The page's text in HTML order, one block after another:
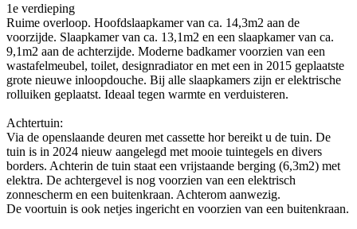
1e verdieping
Ruime overloop. Hoofdslaapkamer van ca. 14,3m2 aan de
voorzijde. Slaapkamer van ca. 13,1m2 en een slaapkamer van ca.
9,1m2 aan de achterzijde. Moderne badkamer voorzien van een
wastafelmeubel, toilet, designradiator en met een in 2015 geplaatste
grote nieuwe inloopdouche. Bij alle slaapkamers zijn er elektrische
rolluiken geplaatst. Ideaal tegen warmte en verduisteren.
Achtertuin:
Via de openslaande deuren met cassette hor bereikt u de tuin. De
tuin is in 2024 nieuw aangelegd met mooie tuintegels en divers
borders. Achterin de tuin staat een vrijstaande berging (6,3m2) met
elektra. De achtergevel is nog voorzien van een elektrisch
zonnescherm en een buitenkraan. Achterom aanwezig.
De voortuin is ook netjes ingericht en voorzien van een buitenkraan.